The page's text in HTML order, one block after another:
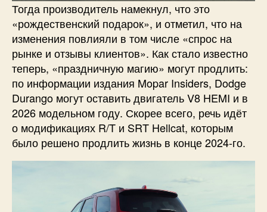
Тогда производитель намекнул, что это
«рождественский подарок», и отметил, что на
изменения повлияли в том числе «спрос на
рынке и отзывы клиентов». Как стало известно
теперь, «праздничную магию» могут продлить:
по информации издания Mopar Insiders, Dodge
Durango могут оставить двигатель V8 HEMI и в
2026 модельном году. Скорее всего, речь идёт
о модификациях R/T и SRT Hellcat, которым
было решено продлить жизнь в конце 2024-го.